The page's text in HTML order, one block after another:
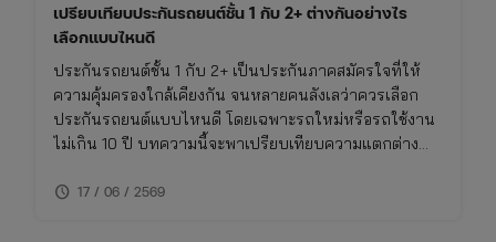
เปรียบเทียบประกันรถยนต์ชั้น 1 กับ 2+ ต่างกันอย่างไร
เลือกแบบไหนดี
ประกันรถยนต์ชั้น 1 กับ 2+ เป็นประกันภาคสมัครใจที่ให้
ความคุ้มครองใกล้เคียงกัน จนหลายคนลังเลว่าควรเลือก
ประกันรถยนต์แบบไหนดี โดยเฉพาะรถใหม่หรือรถใช้งาน
ไม่เกิน 10 ปี บทความนี้จะพาเปรียบเทียบความแตกต่าง
เทียบ ทั้งเรื่องความคุ้มครอง ค่าเบี้ย และความเหมาะสมใน
schedule 17 / 06 / 2569